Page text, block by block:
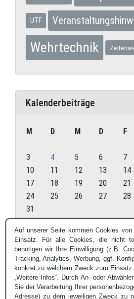
UTF
Wehrtechnik
Kalenderbeiträge
August 2026
M D M D F
3
4 5 6 7
10
11 12 13 14
17
18 19 20 21
24
25 26 27 28
31
« Juli
Auf unserer Seite kommen Cookies
Einsatz. Für alle Cookies, die nicht
benötigen wir Ihre Einwilligung (z.B.
Tracking, Analytics, Werbung, ggf.
konkret zu welchem Zweck zum
„Weitere Infos“. Durch An- oder
Sie der Verarbeitung Ihrer
Adresse) zu dem jeweiligen Zweck zu